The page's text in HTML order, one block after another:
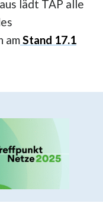
lädt TAP alle
am Stand 17.1